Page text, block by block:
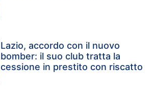
Lazio, accordo con il nuovo
bomber: il suo club tratta la
cessione in prestito con riscatto